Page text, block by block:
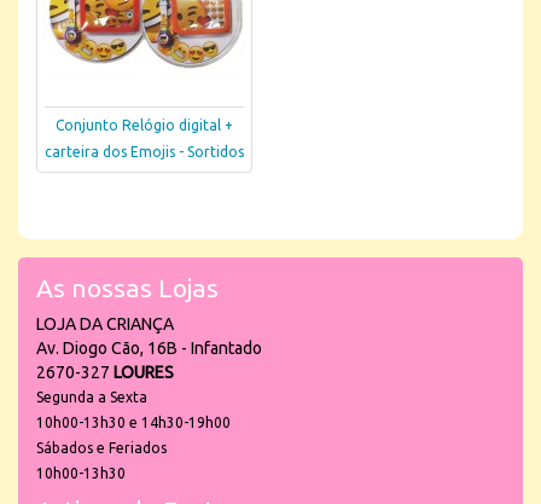
Conjunto Relógio digital +
carteira dos Emojis - Sortidos
As nossas Lojas
LOJA DA CRIANÇA
Av. Diogo Cão, 16B - Infantado
2670-327 LOURES
Segunda a Sexta
10h00-13h30 e 14h30-19h00
Sábados e Feriados
10h00-13h30